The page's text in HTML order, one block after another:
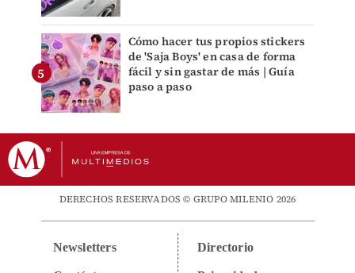
Cómo hacer tus propios stickers
de 'Saja Boys' en casa de forma
fácil y sin gastar de más | Guía
paso a paso
DERECHOS RESERVADOS © GRUPO MILENIO 2026
Newsletters Directorio